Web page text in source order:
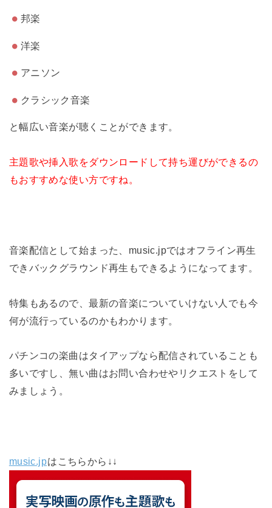
邦楽
洋楽
アニソン
クラシック音楽
と幅広い音楽が聴くことができます。
主題歌や挿入歌をダウンロードして持ち運びができるの
もおすすめな使い方ですね。
音楽配信として始まった、music.jpではオフライン再生
できバックグラウンド再生もできるようになってます。
特集もあるので、最新の音楽についていけない人でも今
何が流行っているのかもわかります。
パチンコの楽曲はタイアップなら配信されていることも
多いですし、無い曲はお問い合わせやリクエストをして
みましょう。
music.jpはこちらから↓↓